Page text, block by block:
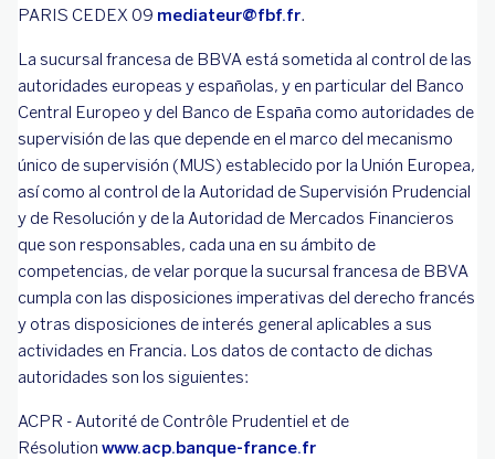
PARIS CEDEX 09 mediateur@fbf.fr.
La sucursal francesa de BBVA está sometida al control de las
autoridades europeas y españolas, y en particular del Banco
Central Europeo y del Banco de España como autoridades de
supervisión de las que depende en el marco del mecanismo
único de supervisión (MUS) establecido por la Unión Europea,
así como al control de la Autoridad de Supervisión Prudencial
y de Resolución y de la Autoridad de Mercados Financieros
que son responsables, cada una en su ámbito de
competencias, de velar porque la sucursal francesa de BBVA
cumpla con las disposiciones imperativas del derecho francés
y otras disposiciones de interés general aplicables a sus
actividades en Francia. Los datos de contacto de dichas
autoridades son los siguientes:
ACPR - Autorité de Contrôle Prudentiel et de
Résolution www.acp.banque-france.fr